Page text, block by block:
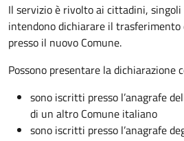
Il servizio è rivolto ai cittadini,
intendono dichiarare il trasferimento
presso il nuovo Comune.
Possono presentare la dichiarazione
sono iscritti presso l’anagrafe
di un altro Comune italiano
sono iscritti presso l’anagrafe